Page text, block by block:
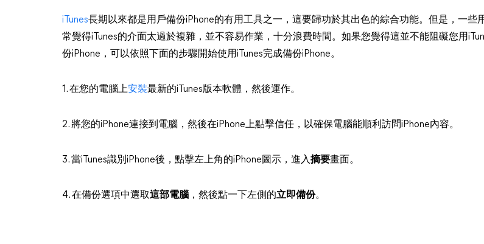
iTunes長期以來都是用戶備份iPhone的有用工具之一，這要歸功於其出色的綜合功能。但是，一些
常覺得iTunes的介面太過於複雜，並不容易作業，十分浪費時間。如果您覺得這並不能阻礙您用
份iPhone，可以依照下面的步驟開始使用iTunes完成備份iPhone。
1. 在您的電腦上安裝最新的iTunes版本軟體，然後運作。
2. 將您的iPhone連接到電腦，然後在iPhone上點擊信任，以確保電腦能順利訪問iPhone內容。
3. 當iTunes識別iPhone後，點擊左上角的iPhone圖示，進入摘要畫面。
4. 在備份選項中選取這部電腦 ，然後點一下左側的立即備份。